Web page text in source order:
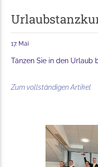
17. Mai
Tänzen Sie in den Urlaub
Zum vollständigen Artikel